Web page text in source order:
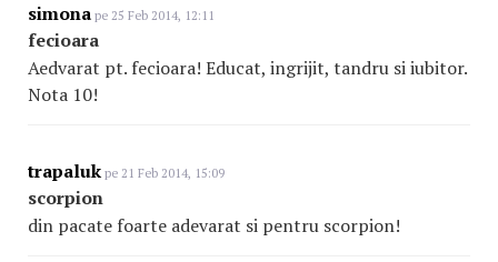
simona pe 25 Feb 2014, 12:11
fecioara
Aedvarat pt. fecioara! Educat, ingrijit, tandru si iubitor.
Nota 10!
trapaluk pe 21 Feb 2014, 15:09
scorpion
din pacate foarte adevarat si pentru scorpion!